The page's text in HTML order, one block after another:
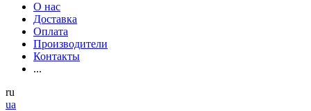
О нас
Доставка
Оплата
Производители
Контакты
...
ru
ua